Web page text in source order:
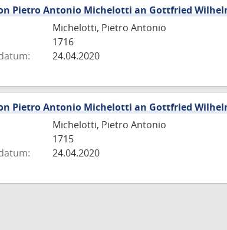
Pietro Antonio Michelotti an Gottfried
Michelotti, Pietro Antonio
1716
24.04.2020
Pietro Antonio Michelotti an Gottfried
Michelotti, Pietro Antonio
1715
24.04.2020